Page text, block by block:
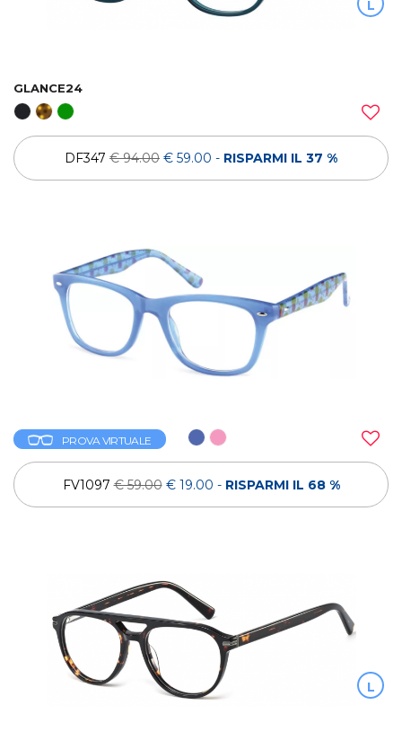
L
GLANCE24
DF347 € 94.00 € 59.00 - RISPARMI IL 37 %
PROVA VIRTUALE
FV1097€ 59.00 € 19.00 - RISPARMI IL 68 %
L